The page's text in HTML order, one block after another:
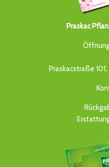
Praskac
Praskacstraße